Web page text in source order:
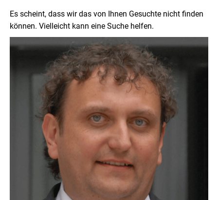
Es scheint, dass wir das von Ihnen Gesuchte nicht finden
können. Vielleicht kann eine Suche helfen.